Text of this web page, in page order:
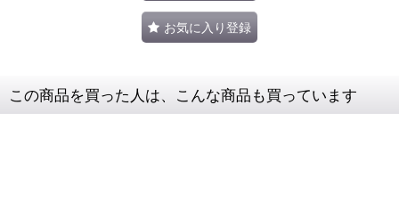
お気に入り登録
この商品を買った人は、こんな商品も買っています